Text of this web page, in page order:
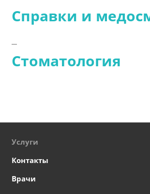
Справки и
Стоматология
Услуги
Контакты
Врачи